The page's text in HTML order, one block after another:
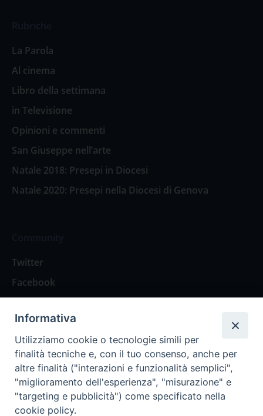
La Parola
Al cinema
Libro della settimana
in Televisione
Opinioni e commenti
San Giuseppe nell’arte
Natale 2018: Presepi in Diocesi
Natale 2020: Presepi nella Diocesi di Genova
Twitter
Facebook
Contattaci
Spazio Lettori
Eventi
Eventi diocesani
Informativa
Utilizziamo cookie o tecnologie simili per
finalità tecniche e, con il tuo consenso, anche per
altre finalità ("interazioni e funzionalità semplici",
"miglioramento dell'esperienza", "misurazione" e
"targeting e pubblicità") come specificato nella
cookie policy.